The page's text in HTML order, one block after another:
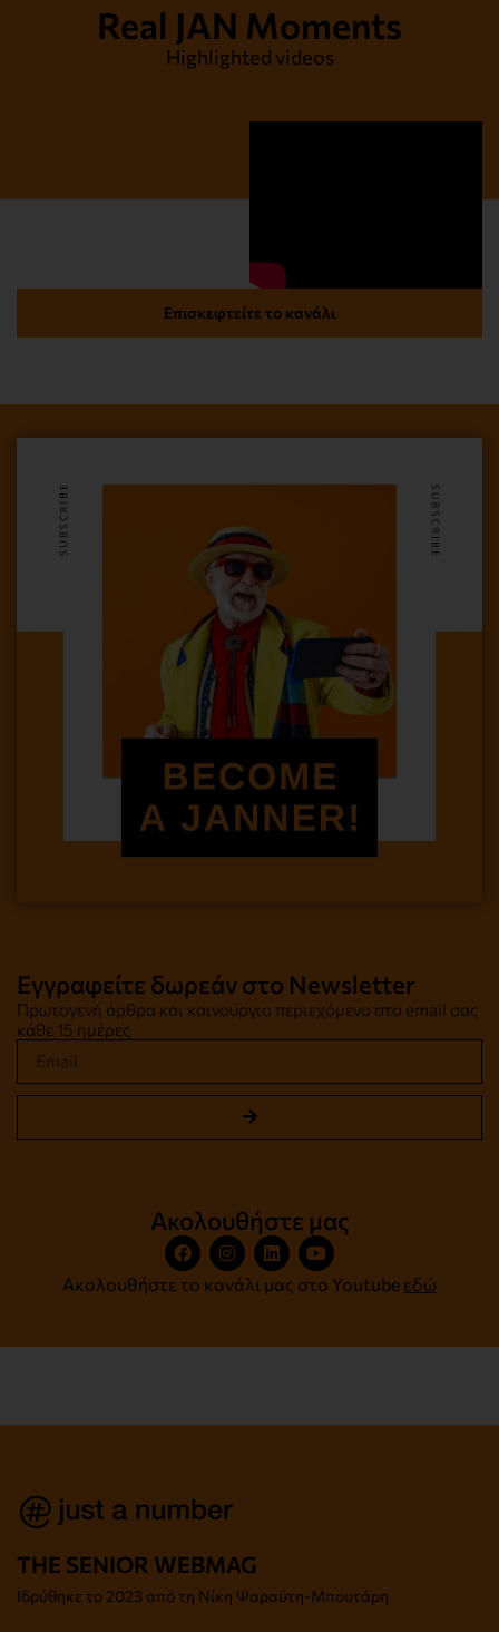
Real JAN Moments
Highlighted videos
Επισκεφτείτε το κανάλι
Εγγραφείτε δωρεάν στο Newsletter
Πρωτογενή άρθρα και καινούργιο περιεχόμενο στο email σας
κάθε 15 ημέρες
Ακολουθήστε μας
Ακολουθήστε το κανάλι μας στο Youtube εδώ
THE SENIOR WEBMAG
Iδρύθηκε το 2023 από τη Νίκη Ψαραύτη-Μπουτάρη